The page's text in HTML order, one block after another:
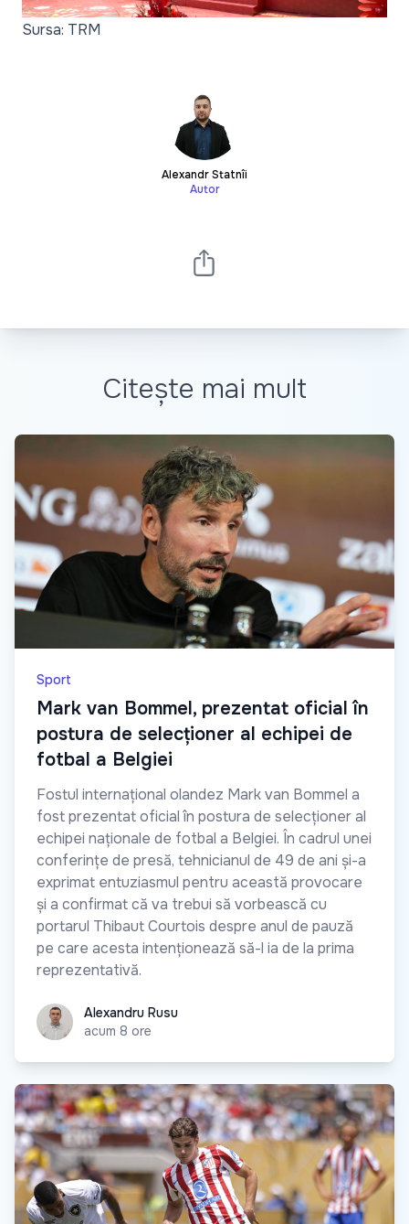
Sursa: TRM
Alexandr Statnîi
Autor
Citește mai mult
Sport
Mark van Bommel, prezentat oficial în
postura de selecționer al echipei de
fotbal a Belgiei
Fostul internațional olandez Mark van Bommel a
fost prezentat oficial în postura de selecționer al
echipei naționale de fotbal a Belgiei. În cadrul unei
conferințe de presă, tehnicianul de 49 de ani și-a
exprimat entuziasmul pentru această provocare
și a confirmat că va trebui să vorbească cu
portarul Thibaut Courtois despre anul de pauză
pe care acesta intenționează să-l ia de la prima
reprezentativă.
Alexandru Rusu
Alexandru Rusu
acum 8 ore